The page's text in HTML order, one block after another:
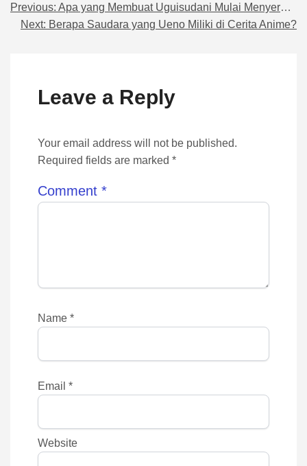
Navigasi pos
Previous: Apa yang Membuat Uguisudani Mulai Menyerah pada Hana
Next: Berapa Saudara yang Ueno Miliki di Cerita Anime?
Leave a Reply
Your email address will not be published.
Required fields are marked *
Comment *
Name *
Email *
Website